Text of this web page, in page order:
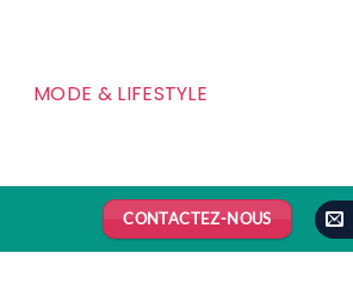
MODE & LIFESTYLE
CONTACTEZ-NOUS